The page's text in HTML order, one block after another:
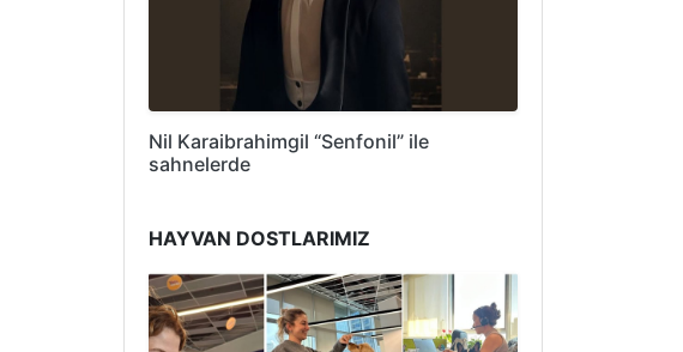
Nil Karaibrahimgil “Senfonil” ile
sahnelerde
HAYVAN DOSTLARIMIZ